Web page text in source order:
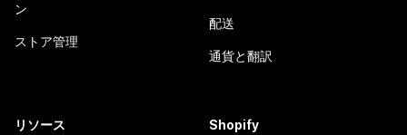
ン
ストア管理
配送
通貨と翻訳
リソース Shopify